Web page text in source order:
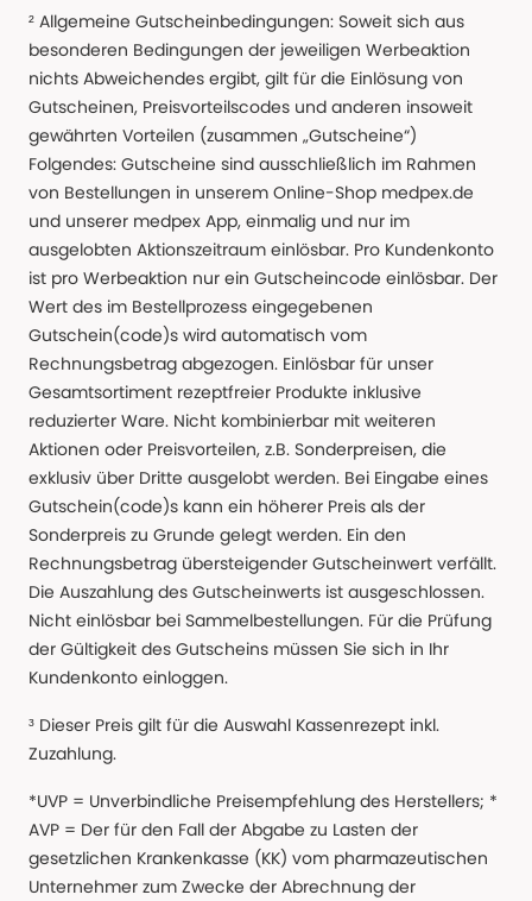
² Allgemeine Gutscheinbedingungen: Soweit sich aus
besonderen Bedingungen der jeweiligen Werbeaktion
nichts Abweichendes ergibt, gilt für die Einlösung von
Gutscheinen, Preisvorteilscodes und anderen insoweit
gewährten Vorteilen (zusammen „Gutscheine“)
Folgendes: Gutscheine sind ausschließlich im Rahmen
von Bestellungen in unserem Online-Shop medpex.de
und unserer medpex App, einmalig und nur im
ausgelobten Aktionszeitraum einlösbar. Pro Kundenkonto
ist pro Werbeaktion nur ein Gutscheincode einlösbar. Der
Wert des im Bestellprozess eingegebenen
Gutschein(code)s wird automatisch vom
Rechnungsbetrag abgezogen. Einlösbar für unser
Gesamtsortiment rezeptfreier Produkte inklusive
reduzierter Ware. Nicht kombinierbar mit weiteren
Aktionen oder Preisvorteilen, z.B. Sonderpreisen, die
exklusiv über Dritte ausgelobt werden. Bei Eingabe eines
Gutschein(code)s kann ein höherer Preis als der
Sonderpreis zu Grunde gelegt werden. Ein den
Rechnungsbetrag übersteigender Gutscheinwert verfällt.
Die Auszahlung des Gutscheinwerts ist ausgeschlossen.
Nicht einlösbar bei Sammelbestellungen. Für die Prüfung
der Gültigkeit des Gutscheins müssen Sie sich in Ihr
Kundenkonto einloggen.
³ Dieser Preis gilt für die Auswahl Kassenrezept inkl.
Zuzahlung.
*UVP = Unverbindliche Preisempfehlung des Herstellers; *
AVP = Der für den Fall der Abgabe zu Lasten der
gesetzlichen Krankenkasse (KK) vom pharmazeutischen
Unternehmer zum Zwecke der Abrechnung der